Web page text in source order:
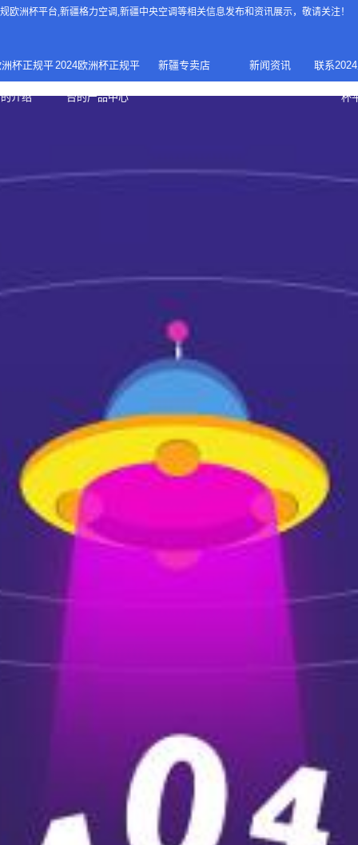
欧洲杯平台,新疆格力空调,新疆中央空调等相关信息发布和资讯展示，敬请关注！
杯正规平
介绍
正规欧洲
2024欧洲杯正规平
台的产品中心
家庭中央空调
新疆专卖店 新闻资讯 联系
杯